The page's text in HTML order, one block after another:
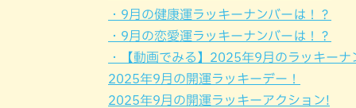
・9月の健康運ラッキーナンバーは！？
・9月の恋愛運ラッキーナンバーは！？
・【動画でみる】2025年9月のラッキーナ
2025年9月の開運ラッキーデー！
2025年9月の開運ラッキーアクション!